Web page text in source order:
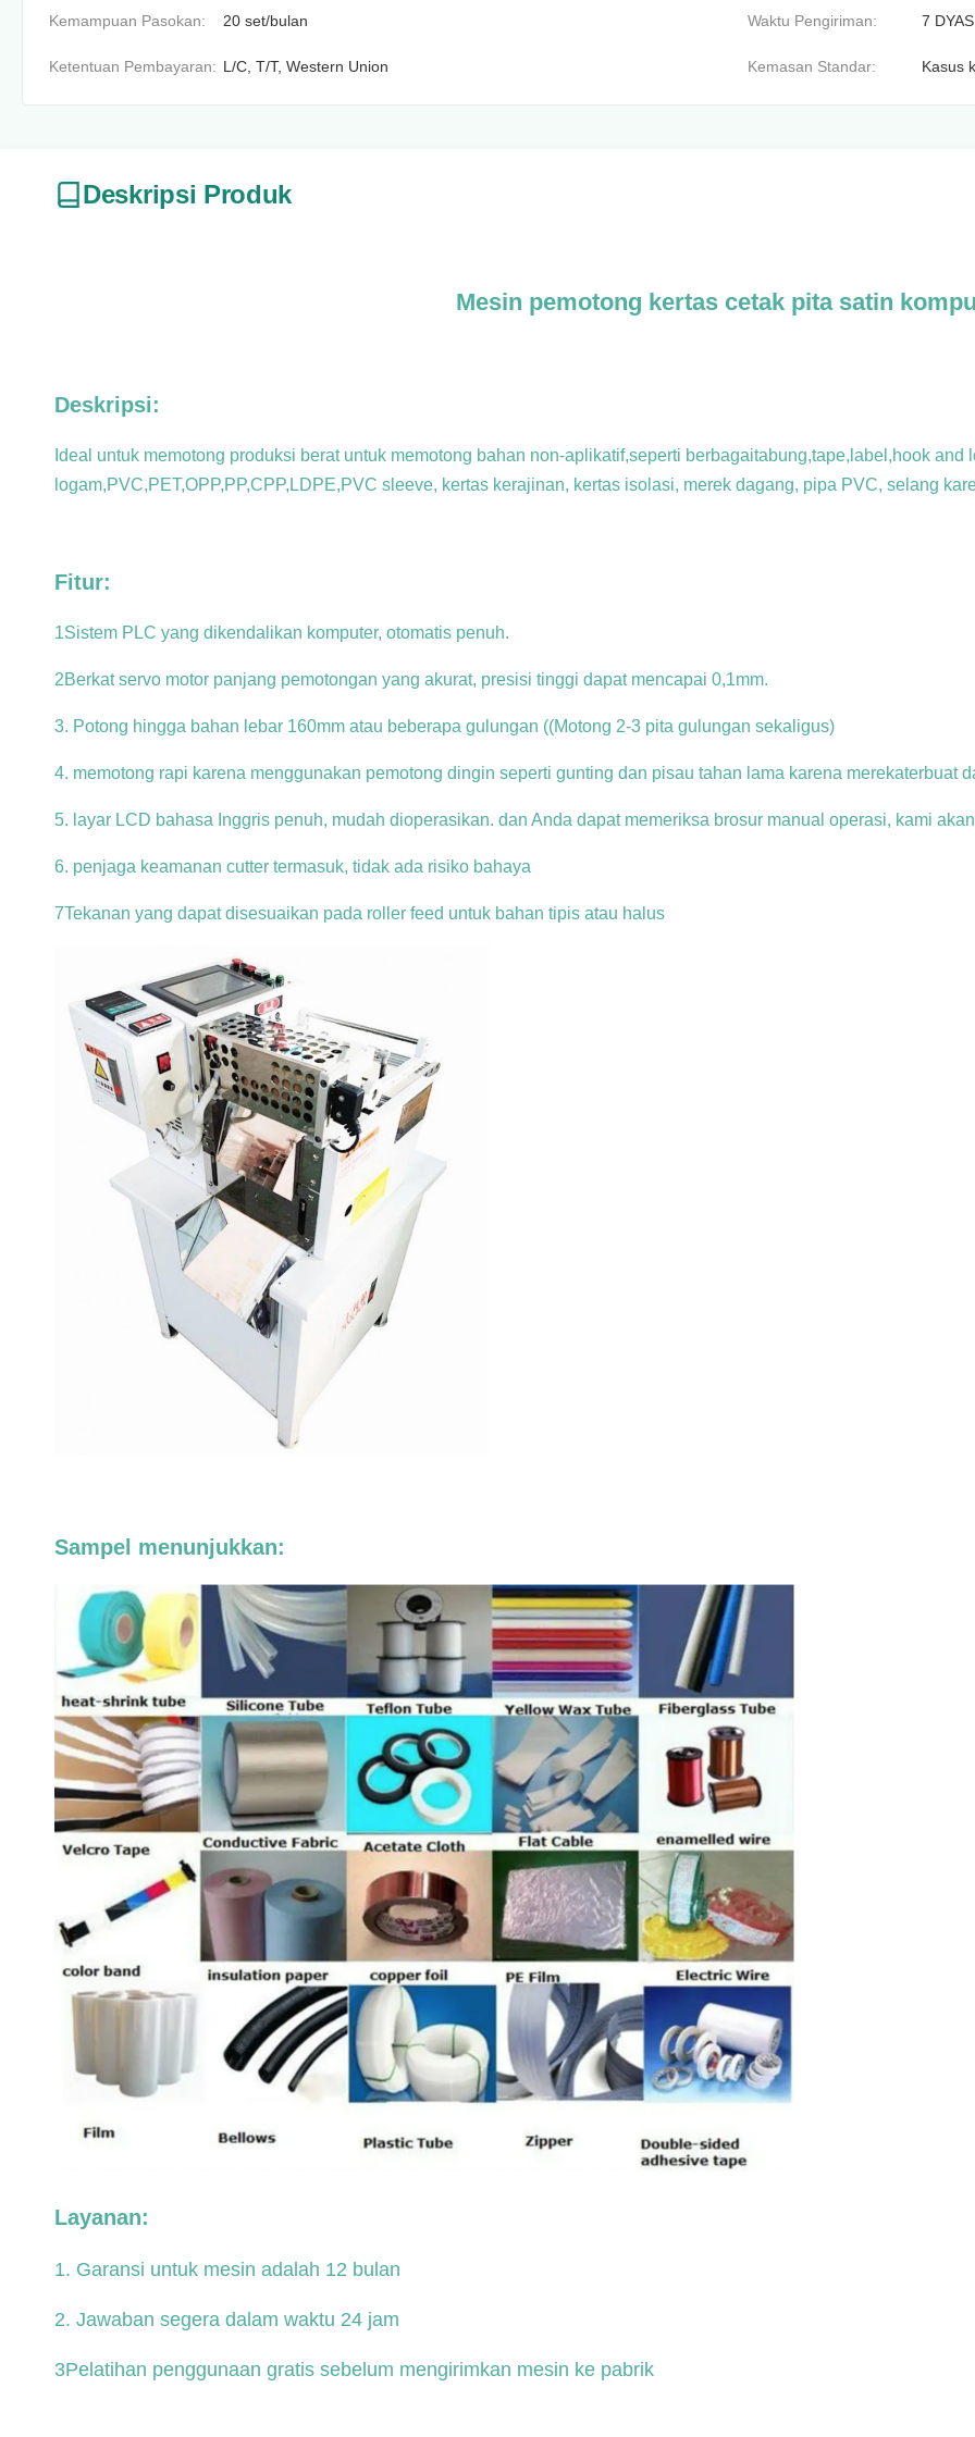
Kemampuan Pasokan: 20 set/bulan Waktu Pengiriman: 7 DYAS
Ketentuan Pembayaran: L/C, T/T, Western Union Kemasan Standar: Kasus
Deskripsi Produk
Mesin pemotong kertas cetak pita satin
Deskripsi:
Ideal untuk memotong produksi berat untuk memotong bahan non-aplikatif,seperti berbagaitabung,tape,label,hook and
logam,PVC,PET,OPP,PP,CPP,LDPE,PVC sleeve, kertas kerajinan, kertas isolasi, merek dagang, pipa PVC, selang
Fitur:
1Sistem PLC yang dikendalikan komputer, otomatis penuh.
2Berkat servo motor panjang pemotongan yang akurat, presisi tinggi dapat mencapai 0,1mm.
3. Potong hingga bahan lebar 160mm atau beberapa gulungan ((Motong 2-3 pita gulungan sekaligus)
4. memotong rapi karena menggunakan pemotong dingin seperti gunting dan pisau tahan lama karena merekaterbuat
5. layar LCD bahasa Inggris penuh, mudah dioperasikan. dan Anda dapat memeriksa brosur manual operasi, kami
6. penjaga keamanan cutter termasuk, tidak ada risiko bahaya
7Tekanan yang dapat disesuaikan pada roller feed untuk bahan tipis atau halus
Sampel menunjukkan:
Layanan:
1. Garansi untuk mesin adalah 12 bulan
2. Jawaban segera dalam waktu 24 jam
3Pelatihan penggunaan gratis sebelum mengirimkan mesin ke pabrik